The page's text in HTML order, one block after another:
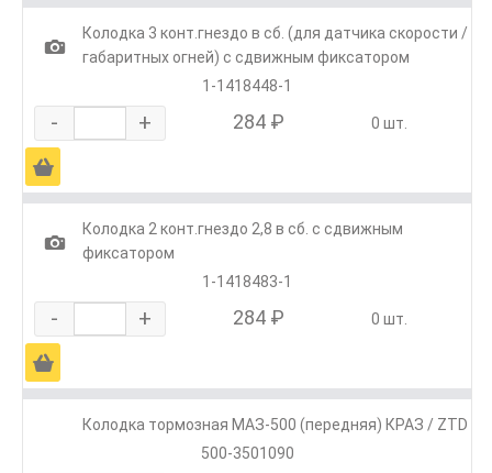
1
Колодка 3 конт.гнездо в сб. (для датчика скорости /
габаритных огней) с сдвижным фиксатором
1-1418448-1
- + 284 ₽ 0 шт.
Ä
1
Колодка 2 конт.гнездо 2,8 в сб. с сдвижным
фиксатором
1-1418483-1
- + 284 ₽ 0 шт.
Ä
Колодка тормозная МАЗ-500 (передняя) КРАЗ / ZTD
500-3501090